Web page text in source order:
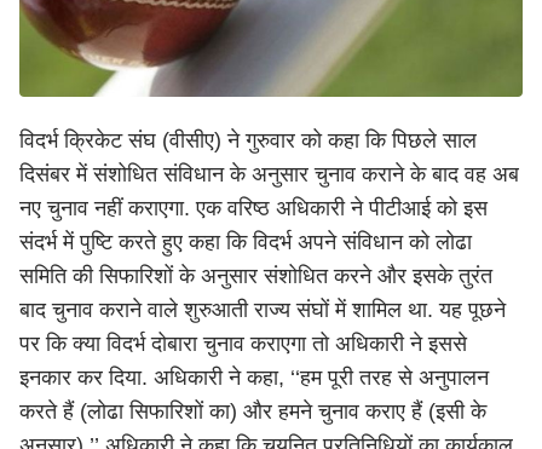
विदर्भ क्रिकेट संघ (वीसीए) ने गुरुवार को कहा कि पिछले साल
दिसंबर में संशोधित संविधान के अनुसार चुनाव कराने के बाद वह अब
नए चुनाव नहीं कराएगा. एक वरिष्ठ अधिकारी ने पीटीआई को इस
संदर्भ में पुष्टि करते हुए कहा कि विदर्भ अपने संविधान को लोढा
समिति की सिफारिशों के अनुसार संशोधित करने और इसके तुरंत
बाद चुनाव कराने वाले शुरुआती राज्य संघों में शामिल था. यह पूछने
पर कि क्या विदर्भ दोबारा चुनाव कराएगा तो अधिकारी ने इससे
इनकार कर दिया. अधिकारी ने कहा, ‘‘हम पूरी तरह से अनुपालन
करते हैं (लोढा सिफारिशों का) और हमने चुनाव कराए हैं (इसी के